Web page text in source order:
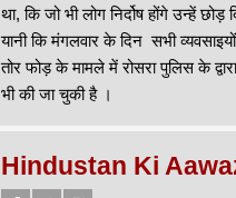
था, कि जो भी लोग निर्दोष होंगे उन्हें
यानी कि मंगलवार के दिन सभी
तोर फोड़ के मामले में रोसरा पुलिस के
भी की जा चुकी है ।
Hindustan Ki